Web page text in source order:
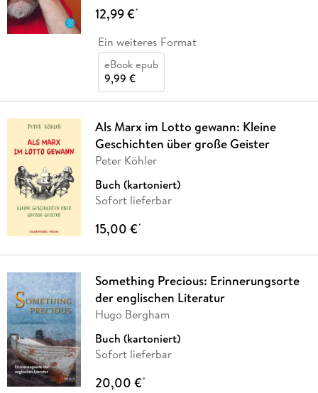
12,99 €*
Ein weiteres Format
eBook epub
9,99 €
Als Marx im Lotto gewann: Kleine
Geschichten über große Geister
Peter Köhler
Buch (kartoniert)
Sofort lieferbar
15,00 €*
Something Precious: Erinnerungsorte
der englischen Literatur
Hugo Bergham
Buch (kartoniert)
Sofort lieferbar
20,00 €*